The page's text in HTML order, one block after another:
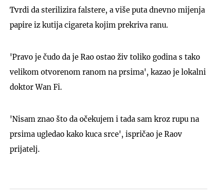
Tvrdi da sterilizira falstere, a više puta dnevno mijenja
papire iz kutija cigareta kojim prekriva ranu.
'Pravo je čudo da je Rao ostao živ toliko godina s tako
velikom otvorenom ranom na prsima', kazao je lokalni
doktor Wan Fi.
'Nisam znao što da očekujem i tada sam kroz rupu na
prsima ugledao kako kuca srce', ispričao je Raov
prijatelj.